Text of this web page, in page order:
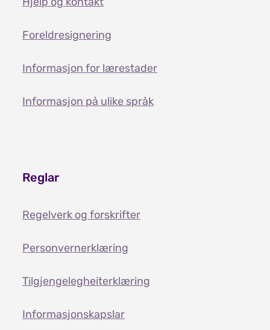
Foreldresignering
Informasjon for lærestader
Informasjon på ulike språk
Reglar
Regelverk og forskrifter
Personvernerklæring
Tilgjengelegheiterklæring
Informasjonskapslar